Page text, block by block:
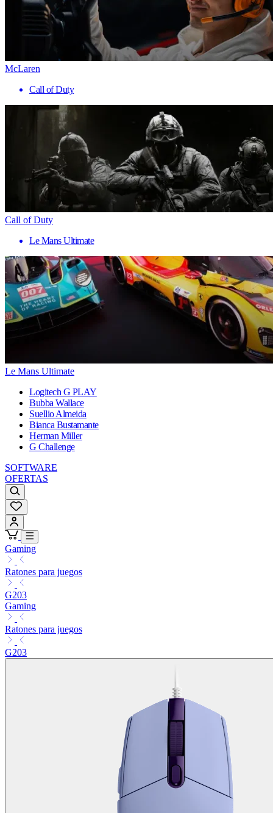
McLaren
Call of Duty
Call of Duty
Le Mans Ultimate
Le Mans Ultimate
Logitech G PLAY
Bubba Wallace
Suellio Almeida
Bianca Bustamante
Herman Miller
G Challenge
SOFTWARE
OFERTAS
Gaming
Ratones para juegos
G203
Gaming
Ratones para juegos
G203